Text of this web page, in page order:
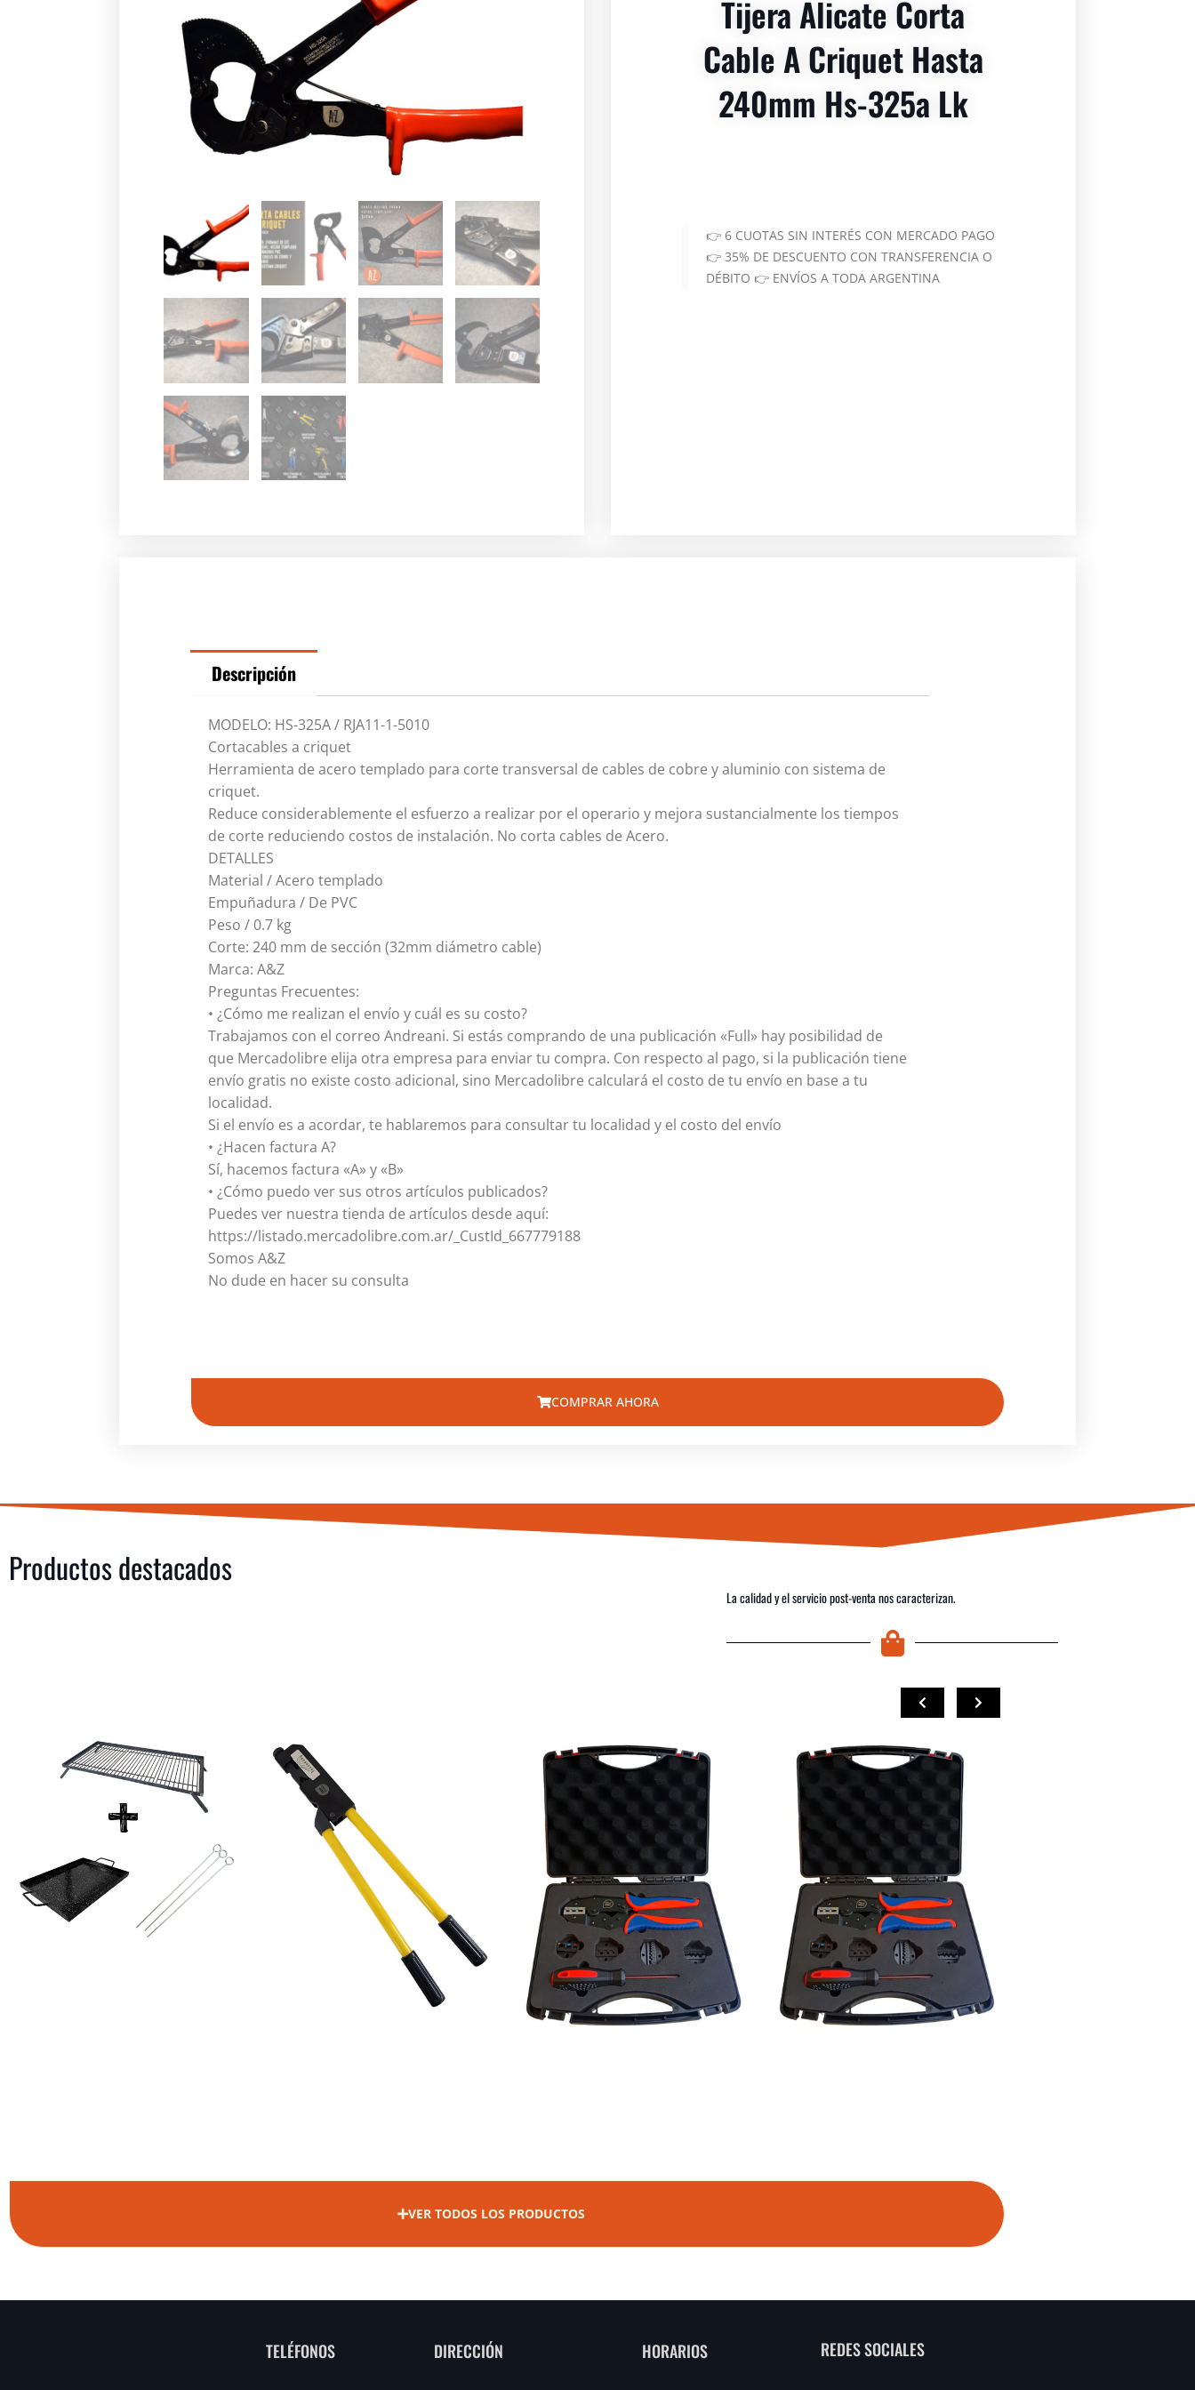
Tijera Alicate Corta
Cable A Criquet Hasta
240mm Hs-325a Lk
👉 6 CUOTAS SIN INTERÉS CON MERCADO PAGO
👉 35% DE DESCUENTO CON TRANSFERENCIA O
DÉBITO 👉 ENVÍOS A TODA ARGENTINA
Descripción
MODELO: HS-325A / RJA11-1-5010
Cortacables a criquet
Herramienta de acero templado para corte transversal de cables de cobre y aluminio con sistema de
criquet.
Reduce considerablemente el esfuerzo a realizar por el operario y mejora sustancialmente los tiempos
de corte reduciendo costos de instalación. No corta cables de Acero.
DETALLES
Material / Acero templado
Empuñadura / De PVC
Peso / 0.7 kg
Corte: 240 mm de sección (32mm diámetro cable)
Marca: A&Z
Preguntas Frecuentes:
• ¿Cómo me realizan el envío y cuál es su costo?
Trabajamos con el correo Andreani. Si estás comprando de una publicación «Full» hay posibilidad de
que Mercadolibre elija otra empresa para enviar tu compra. Con respecto al pago, si la publicación tiene
envío gratis no existe costo adicional, sino Mercadolibre calculará el costo de tu envío en base a tu
localidad.
Si el envío es a acordar, te hablaremos para consultar tu localidad y el costo del envío
• ¿Hacen factura A?
Sí, hacemos factura «A» y «B»
• ¿Cómo puedo ver sus otros artículos publicados?
Puedes ver nuestra tienda de artículos desde aquí:
https://listado.mercadolibre.com.ar/_CustId_667779188
Somos A&Z
No dude en hacer su consulta
COMPRAR AHORA
Productos destacados
La calidad y el servicio post-venta nos caracterizan.
COMPRAR COMPRAR COMPRAR
COMPRAR
VER TODOS LOS PRODUCTOS
TELÉFONOS DIRECCIÓN HORARIOS REDES SOCIALES